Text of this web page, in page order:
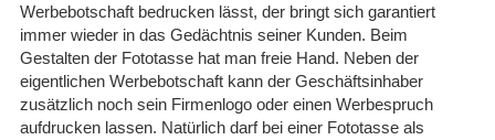
Werbebotschaft bedrucken lässt, der bringt sich garantiert
immer wieder in das Gedächtnis seiner Kunden. Beim
Gestalten der Fototasse hat man freie Hand. Neben der
eigentlichen Werbebotschaft kann der Geschäftsinhaber
zusätzlich noch sein Firmenlogo oder einen Werbespruch
aufdrucken lassen. Natürlich darf bei einer Fototasse als